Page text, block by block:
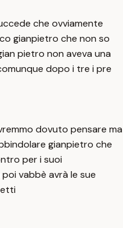
che ovviamente
gianpietro che non so
pietro non aveva una
dopo i tre i pre
dovuto pensare ma
gianpietro che
per i suoi
vabbè avrà le sue